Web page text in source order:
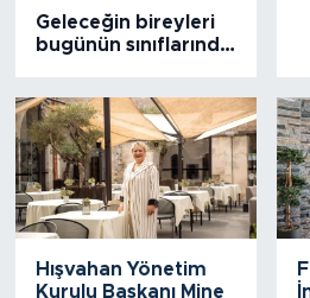
Geleceğin bireyleri
bugünün sınıflarında
Hışvahan Yönetim
Kurulu Başkanı Mine